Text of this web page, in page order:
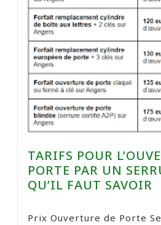
TARIFS POUR
PORTE PAR UN
QU’IL FAUT SAVOIR
Prix Ouverture de Porte